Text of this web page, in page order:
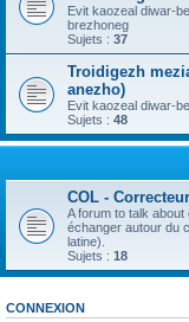
Evit kaozeal diwar-
brezhoneg
Sujets : 37
Troidigezh
anezho)
Evit kaozeal diwar-
Sujets : 48
COL -
A forum to talk
échanger autour du
latine).
Sujets : 18
CONNEXION